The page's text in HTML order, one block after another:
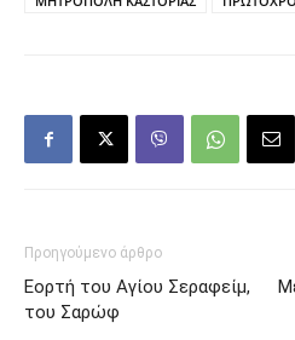
Προηγούμενο άρθρο
Εορτή του Αγίου Σεραφείμ,
του Σαρώφ